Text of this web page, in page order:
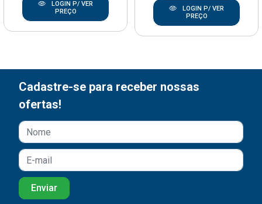
LOGIN P/ VER
PREÇO
LOGIN P/ VER
PREÇO
Cadastre-se para receber nossas
ofertas!